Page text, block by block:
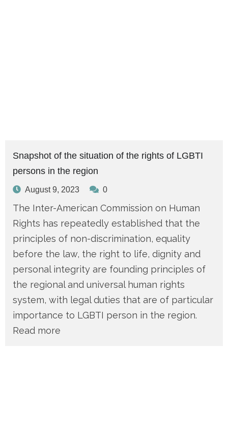
Snapshot of the situation of the rights of LGBTI
persons in the region
August 9, 2023 0
The Inter-American Commission on Human
Rights has repeatedly established that the
principles of non-discrimination, equality
before the law, the right to life, dignity and
personal integrity are founding principles of
the regional and universal human rights
system, with legal duties that are of particular
importance to LGBTI person in the region.
Read more